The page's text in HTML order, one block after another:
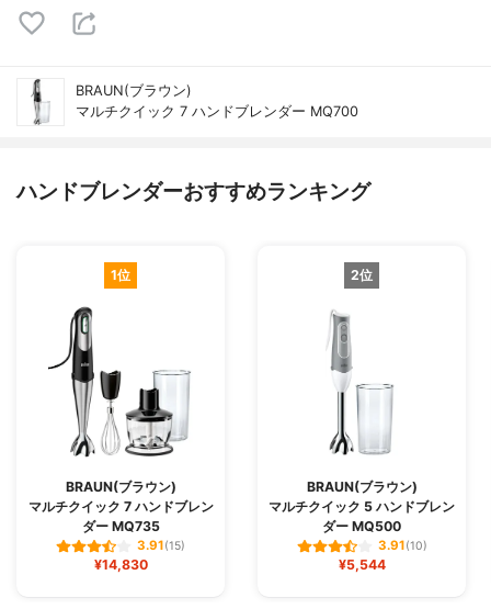
BRAUN(ブラウン)
マルチクイック 7 ハンドブレンダー MQ700
ハンドブレンダーおすすめランキング
1位
BRAUN(ブラウン)
マルチクイック 7 ハンドブレン
ダー MQ735
3.91(15)
¥14,830
2位
BRAUN(ブラウン)
マルチクイック 5 ハンドブレン
ダー MQ500
3.91(10)
¥5,544